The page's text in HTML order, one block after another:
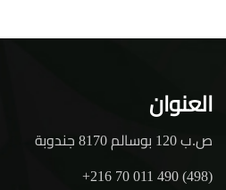
العنوان
ص.ب 120 بوسالم 8170 جندوبة
+216 70 011 490 (498)